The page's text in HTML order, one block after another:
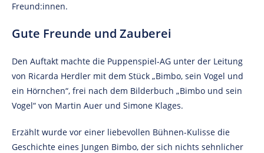
Freund:innen.
Gute Freunde und Zauberei
Den Auftakt machte die Puppenspiel-AG unter der Leitung
von Ricarda Herdler mit dem Stück „Bimbo, sein Vogel und
ein Hörnchen“, frei nach dem Bilderbuch „Bimbo und sein
Vogel“ von Martin Auer und Simone Klages.
Erzählt wurde vor einer liebevollen Bühnen-Kulisse die
Geschichte eines Jungen Bimbo, der sich nichts sehnlicher